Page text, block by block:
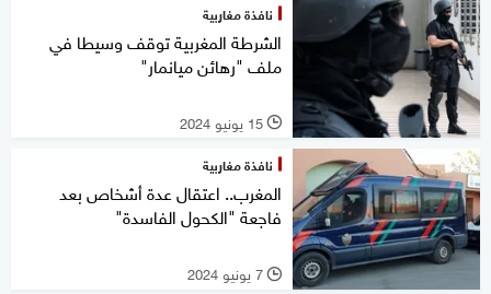
نافذة مغاربية
الشرطة المغربية توقف وسيطا في
ملف "رهائن ميانمار"
l 15 يونيو 2024
نافذة مغاربية
المغرب.. اعتقال عدة أشخاص بعد
فاجعة "الكحول الفاسدة"
l 7 يونيو 2024